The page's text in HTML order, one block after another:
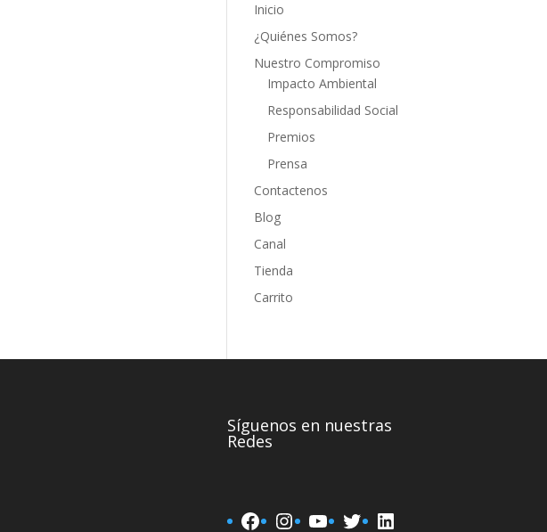
Inicio
¿Quiénes Somos?
Nuestro Compromiso
Impacto Ambiental
Responsabilidad Social
Premios
Prensa
Contactenos
Blog
Canal
Tienda
Carrito
Síguenos en nuestras
Redes
Facebook
Instagram
YouTube
TwitterLinkedIn